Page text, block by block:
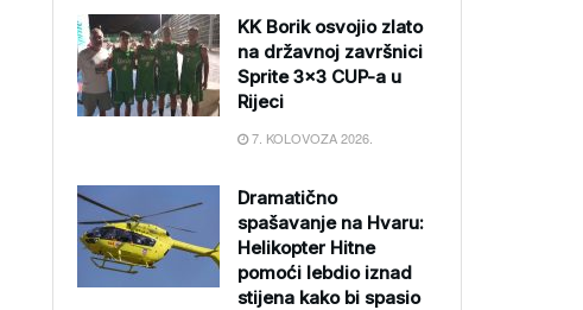
KK Borik osvojio zlato
na državnoj završnici
Sprite 3×3 CUP-a u
Rijeci
7. KOLOVOZA 2026.
Dramatično
spašavanje na Hvaru:
Helikopter Hitne
pomoći lebdio iznad
stijena kako bi spasio